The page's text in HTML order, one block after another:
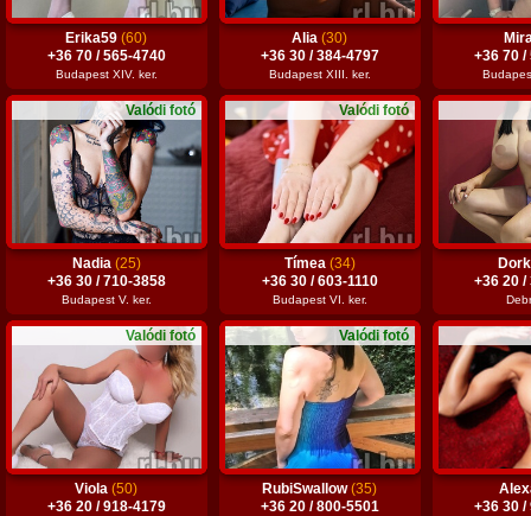
Erika59(60)
+36 70 / 565-4740
Budapest XIV. ker.
Alia(30)
+36 30 / 384-4797
Budapest XIII. ker.
+36 70 /
Valódi fotó
Nadia (25)
+36 30 / 710-3858
Budapest V. ker.
Valódi fotó
Tímea (34)
+36 30 / 603-1110
Budapest VI. ker.
+36 20 /
Valódi fotó
Viola(50)
+36 20 / 918-4179
Valódi fotó
RubiSwallow(35)
+36 20 / 800-5501
+36 30 /